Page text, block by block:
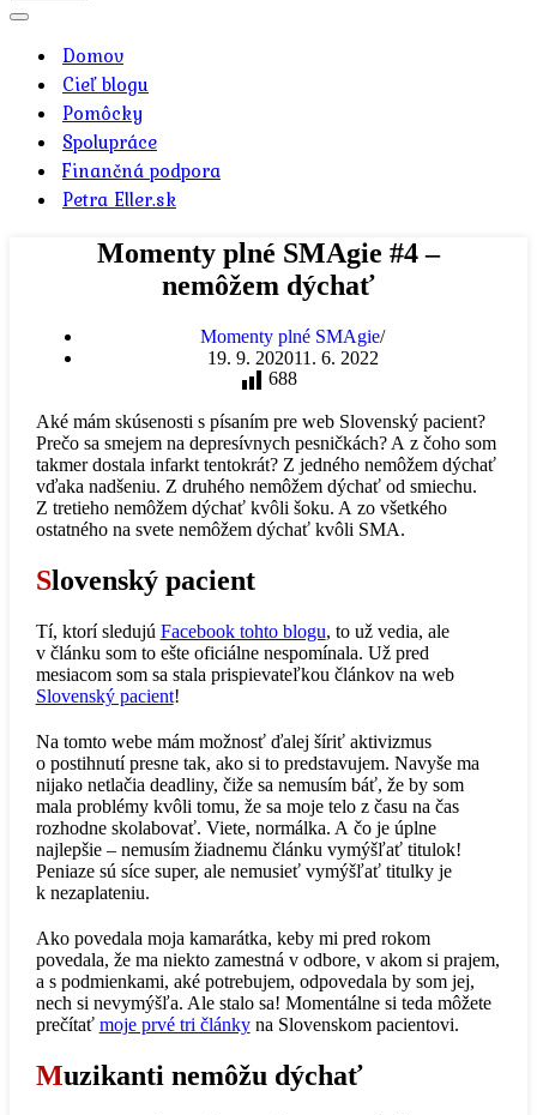
Menu
Domov
Cieľ blogu
Pomôcky
Spolupráce
Finančná podpora
Petra Eller.sk
Momenty plné SMAgie #4 –
nemôžem dýchať
Momenty plné SMAgie
19. 9. 202011. 6. 2022
688
Aké mám skúsenosti s písaním pre web Slovenský pacient?
Prečo sa smejem na depresívnych pesničkách? A z čoho som
takmer dostala infarkt tentokrát? Z jedného nemôžem dýchať
vďaka nadšeniu. Z druhého nemôžem dýchať od smiechu.
Z tretieho nemôžem dýchať kvôli šoku. A zo všetkého
ostatného na svete nemôžem dýchať kvôli SMA.
Slovenský pacient
Tí, ktorí sledujú Facebook tohto blogu, to už vedia, ale
v článku som to ešte oficiálne nespomínala. Už pred
mesiacom som sa stala prispievateľkou článkov na web
Slovenský pacient!
Na tomto webe mám možnosť ďalej šíriť aktivizmus
o postihnutí presne tak, ako si to predstavujem. Navyše ma
nijako netlačia deadliny, čiže sa nemusím báť, že by som
mala problémy kvôli tomu, že sa moje telo z času na čas
rozhodne skolabovať. Viete, normálka. A čo je úplne
najlepšie – nemusím žiadnemu článku vymýšľať titulok!
Peniaze sú síce super, ale nemusieť vymýšľať titulky je
k nezaplateniu.
Ako povedala moja kamarátka, keby mi pred rokom
povedala, že ma niekto zamestná v odbore, v akom si prajem,
a s podmienkami, aké potrebujem, odpovedala by som jej,
nech si nevymýšľa. Ale stalo sa! Momentálne si teda môžete
prečítať moje prvé tri článkyna Slovenskom pacientovi.
Muzikanti nemôžu dýchať